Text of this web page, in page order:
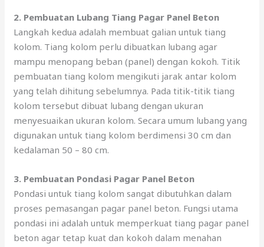
2. Pembuatan Lubang Tiang Pagar Panel Beton
Langkah kedua adalah membuat galian untuk tiang
kolom. Tiang kolom perlu dibuatkan lubang agar
mampu menopang beban (panel) dengan kokoh. Titik
pembuatan tiang kolom mengikuti jarak antar kolom
yang telah dihitung sebelumnya. Pada titik-titik tiang
kolom tersebut dibuat lubang dengan ukuran
menyesuaikan ukuran kolom. Secara umum lubang yang
digunakan untuk tiang kolom berdimensi 30 cm dan
kedalaman 50 – 80 cm.
3. Pembuatan Pondasi Pagar Panel Beton
Pondasi untuk tiang kolom sangat dibutuhkan dalam
proses pemasangan pagar panel beton. Fungsi utama
pondasi ini adalah untuk memperkuat tiang pagar panel
beton agar tetap kuat dan kokoh dalam menahan